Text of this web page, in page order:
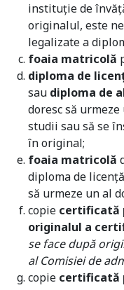
instituție de
originalul, este
legalizate a
foaia matricolă
diploma de
sau diploma de
doresc să
studii sau să se
în original;
foaia matricolă
diploma de
să urmeze un al
copie certificată
originalul a
se face după
al Comisiei de
copie certificată